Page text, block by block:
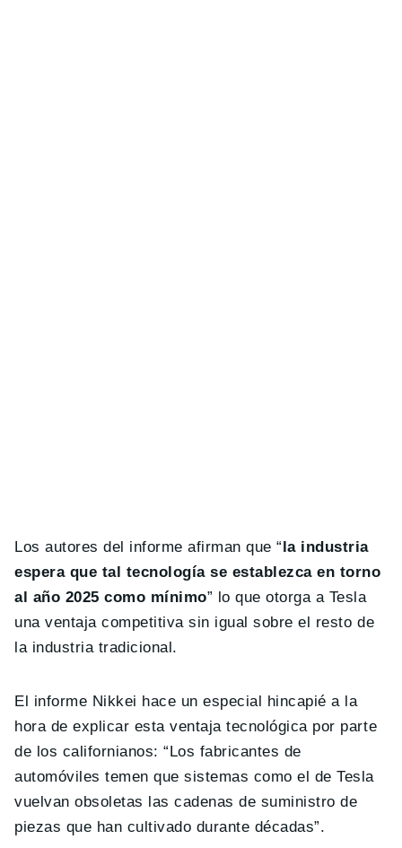
Los autores del informe afirman que “la industria
espera que tal tecnología se establezca en torno
al año 2025 como mínimo” lo que otorga a Tesla
una ventaja competitiva sin igual sobre el resto de
la industria tradicional.
El informe Nikkei hace un especial hincapié a la
hora de explicar esta ventaja tecnológica por parte
de los californianos: “Los fabricantes de
automóviles temen que sistemas como el de Tesla
vuelvan obsoletas las cadenas de suministro de
piezas que han cultivado durante décadas”.